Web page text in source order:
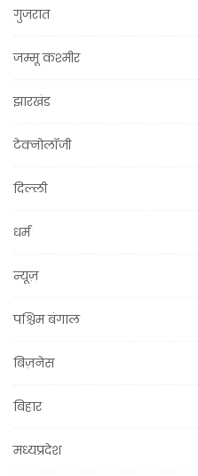
गुजरात
जम्मू कश्मीर
झारखंड
टेक्नोलॉजी
दिल्ली
धर्म
न्यूज़
पश्चिम बंगाल
बिज़नेस
बिहार
मध्यप्रदेश